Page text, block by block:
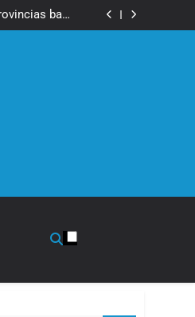
de Tierras
bajo
foco en los
foco en los